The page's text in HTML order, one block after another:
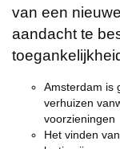
van een
aandacht te
Amsterdam is
verhuizen
voorzieningen
Het vinden